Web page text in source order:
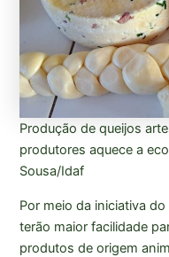
Produção de queijos
produtores aquece a
Sousa/Idaf
Por meio da iniciativa
terão maior facilidade
produtos de origem